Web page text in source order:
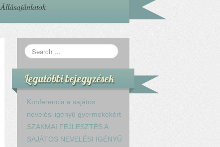
Állásajánlatok
Legutóbbi bejegyzések
Konferencia a sajátos
nevelési igényű gyermekekért
SZAKMAI FEJLESZTÉS A
SAJÁTOS NEVELÉSI IGÉNYŰ